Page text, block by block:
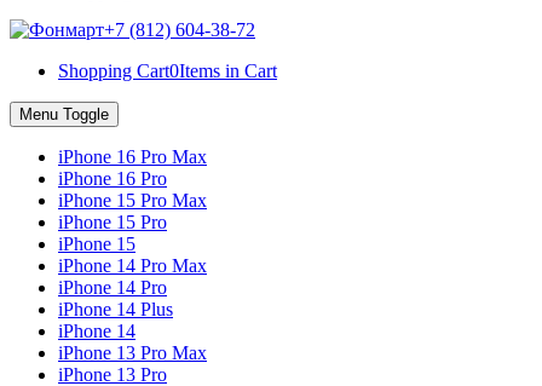
+7 (812) 604-38-72
Shopping Cart0Items in Cart
Menu Toggle
iPhone 16 Pro Max
iPhone 16 Pro
iPhone 15 Pro Max
iPhone 15 Pro
iPhone 15
iPhone 14 Pro Max
iPhone 14 Pro
iPhone 14 Plus
iPhone 14
iPhone 13 Pro Max
iPhone 13 Pro